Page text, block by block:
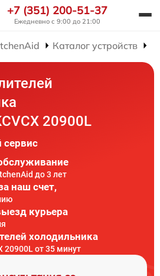
+7 (351) 200-51-37
Ежедневно с 9:00 до 21:00
Каталог устройств
20900L
до 3 лет
наш счет,
курьера
холодильника
20900L от 35 минут